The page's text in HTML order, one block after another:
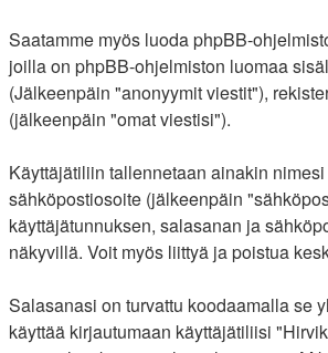
Saatamme myös luoda phpBB-
joilla on phpBB-ohjelmiston luomaa
(Jälkeenpäin "anonyymit viestit"),
(jälkeenpäin "omat viestisi").
Käyttäjätiliin tallennetaan ainakin
sähköpostiosoite (jälkeenpäin
käyttäjätunnuksen, salasanan ja
näkyvillä. Voit myös liittyä ja poistua
Salasanasi on turvattu koodaamalla se
käyttää kirjautumaan käyttäjätiliisi